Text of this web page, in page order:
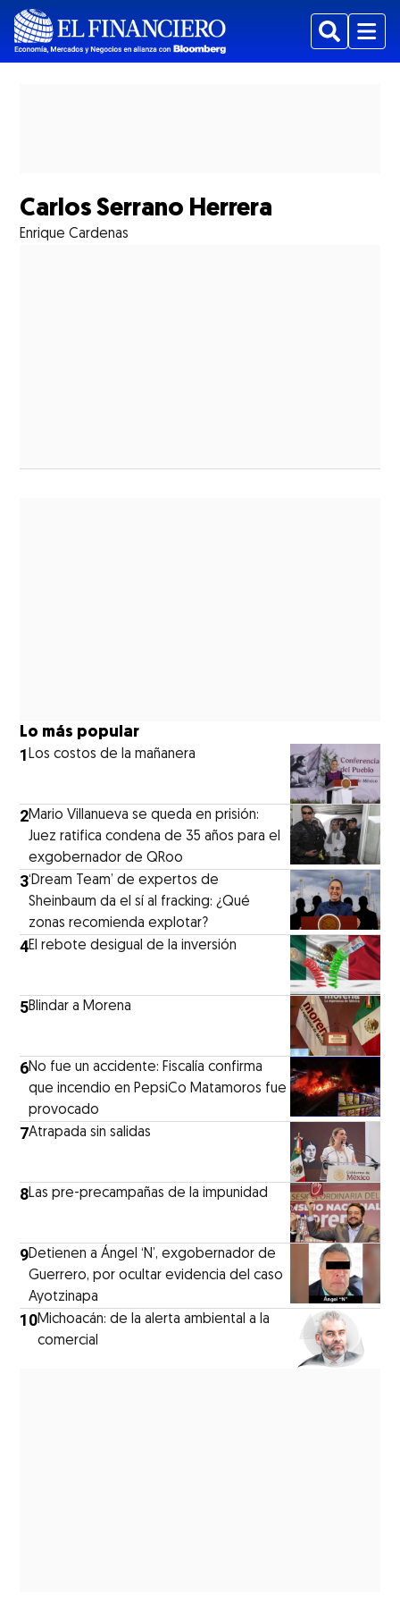
BuscarMenu
Mostrar Suplementos subsecciones
Carlos Serrano Herrera
Enrique Cardenas
Lo más popular
1Los costos de la mañanera
2Mario Villanueva se queda en prisión:
Juez ratifica condena de 35 años para el
exgobernador de QRoo
3‘Dream Team’ de expertos de
Sheinbaum da el sí al fracking: ¿Qué
zonas recomienda explotar?
4El rebote desigual de la inversión
5Blindar a Morena
6No fue un accidente: Fiscalía confirma
que incendio en PepsiCo Matamoros fue
provocado
7Atrapada sin salidas
8Las pre-precampañas de la impunidad
9Detienen a Ángel ‘N’, exgobernador de
Guerrero, por ocultar evidencia del caso
Ayotzinapa
10Michoacán: de la alerta ambiental a la
comercial